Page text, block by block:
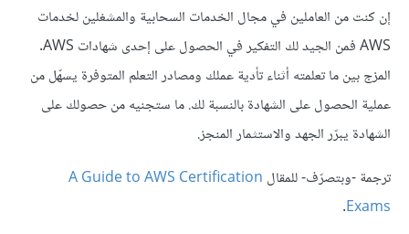
إن كنت من العاملين في مجال الخدمات السحابية والمشغلين لخدمات
AWS فمن الجيد لك التفكير في الحصول على إحدى شهادات AWS.
المزج بين ما تعلمته أثناء تأدية عملك ومصادر التعلم المتوفرة يسهّل من
عملية الحصول على الشهادة بالنسبة لك. ما ستجنيه من حصولك على
الشهادة يبرّر الجهد والاستثمار المنجز.
ترجمة -وبتصرّف- للمقال A Guide to AWS Certification
Exams
.